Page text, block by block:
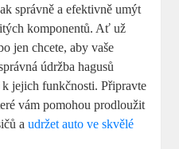
správně a efektivně umýt
komponentů. Ať už
jen chcete, aby vaše
údržba hagusů
jejich funkčnosti. Připravte
vám pomohou prodloužit
audržet auto ve skvělé